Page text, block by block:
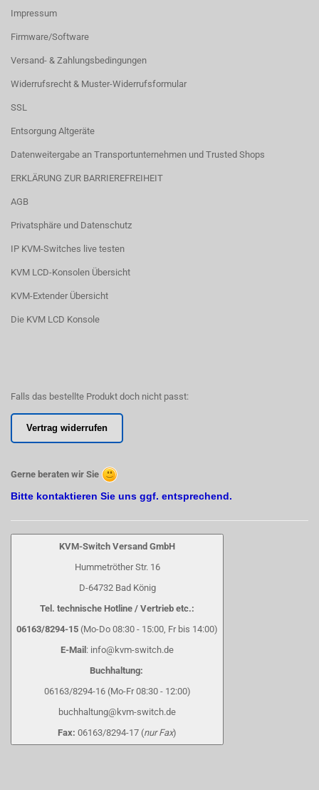
Impressum
Firmware/Software
Versand- & Zahlungsbedingungen
Widerrufsrecht & Muster-Widerrufsformular
SSL
Entsorgung Altgeräte
Datenweitergabe an Transportunternehmen und Trusted Shops
ERKLÄRUNG ZUR BARRIEREFREIHEIT
AGB
Privatsphäre und Datenschutz
IP KVM-Switches live testen
KVM LCD-Konsolen Übersicht
KVM-Extender Übersicht
Die KVM LCD Konsole
Falls das bestellte Produkt doch nicht passt:
Vertrag widerrufen
Gerne beraten wir Sie
Bitte kontaktieren Sie uns ggf. entsprechend.
KVM-Switch Versand GmbH
Hummetröther Str. 16
D-64732 Bad König
Tel. technische Hotline / Vertrieb etc.:
06163/8294-15 (Mo-Do 08:30 - 15:00, Fr bis 14:00)
E-Mail : info@kvm-switch.de
Buchhaltung:
06163/8294-16 (Mo-Fr 08:30 - 12:00)
buchhaltung@kvm-switch.de
Fax: 06163/8294-17 (nur Fax)